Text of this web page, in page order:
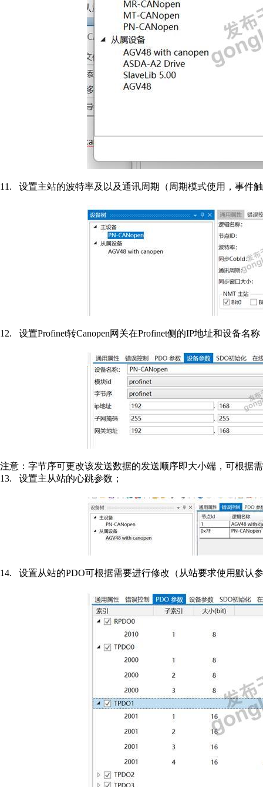
11. 设置主站的波特率及以及通讯周期（周期模式使用，事件
12. 设置Profinet转Canopen网关在Profinet侧的IP地址和设备名
注意：字节序可更改该发送数据的发送顺序即大小端，可根据
13.
设置主从站的心跳参数；
14. 设置从站的PDO可根据需要进行修改（从站要求使用默认